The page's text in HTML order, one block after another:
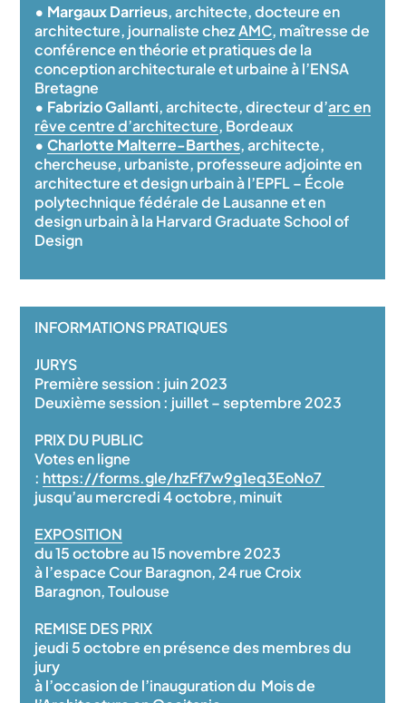
• Margaux Darrieus, architecte, docteure en
architecture, journaliste chezAMC, maîtresse de
conférence en théorie et pratiques de la
conception architecturale et urbaine à l’ENSA
Bretagne
• Fabrizio Gallanti, architecte, directeur d’arc en
rêve centre d’architecture, Bordeaux
•Charlotte Malterre-Barthes, architecte,
chercheuse, urbaniste, professeure adjointe en
architecture et design urbain à l’EPFL – École
polytechnique fédérale de Lausanne et en
design urbain à la Harvard Graduate School of
Design
INFORMATIONS PRATIQUES
JURYS
Première session : juin 2023
Deuxième session : juillet – septembre 2023
PRIX DU PUBLIC
Votes en ligne
: https://forms.gle/hzFf7w9g1eq3EoNo7
jusqu’au mercredi 4 octobre, minuit
EXPOSITION
du 15 octobre au 15 novembre 2023
à l’espace Cour Baragnon, 24 rue Croix
Baragnon, Toulouse
REMISE DES PRIX
jeudi 5 octobre en présence des membres du
jury
à l’occasion de l’inauguration du Mois de